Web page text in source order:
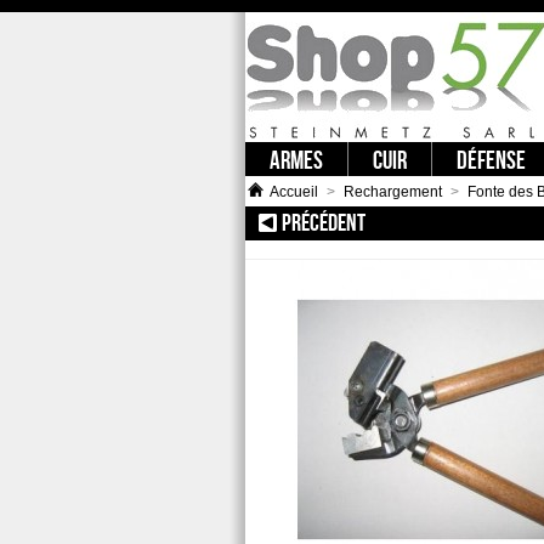
ARMES CUIR DÉFENSE
Accueil > Rechargement > Fonte des
PRÉCÉDENT:: DC 454 MOULE A